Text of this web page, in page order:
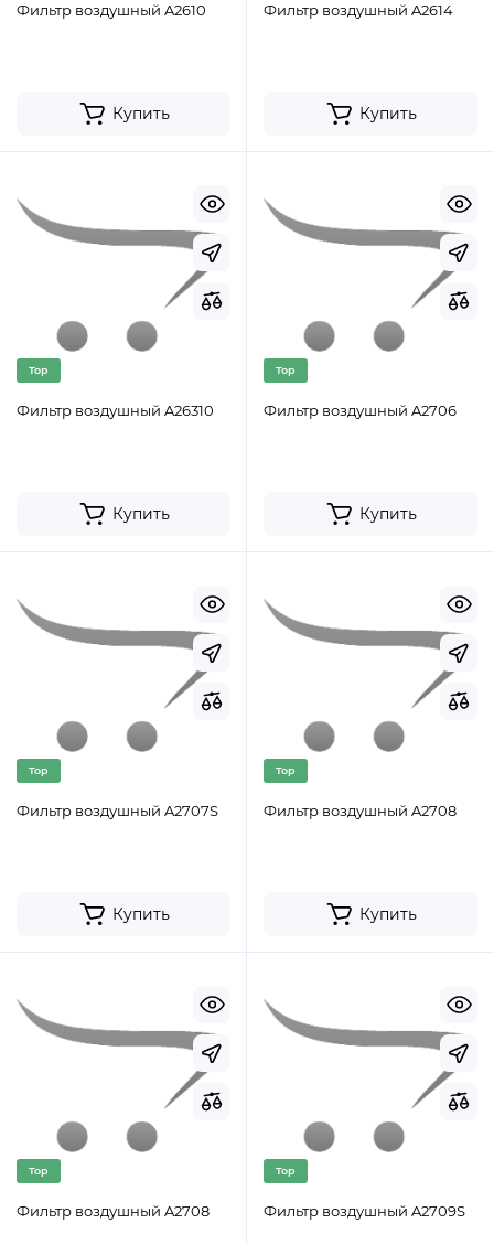
Фильтр воздушный A2610
Купить
Фильтр воздушный A2614
Купить
Top
Фильтр воздушный A26310
Купить
Top
Фильтр воздушный A2706
Купить
Top
Фильтр воздушный A2707S
Купить
Top
Фильтр воздушный A2708
Купить
Top
Фильтр воздушный A2708
Top
Фильтр воздушный A2709S